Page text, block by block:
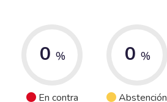
0 %
En contra
0 %
Abstención